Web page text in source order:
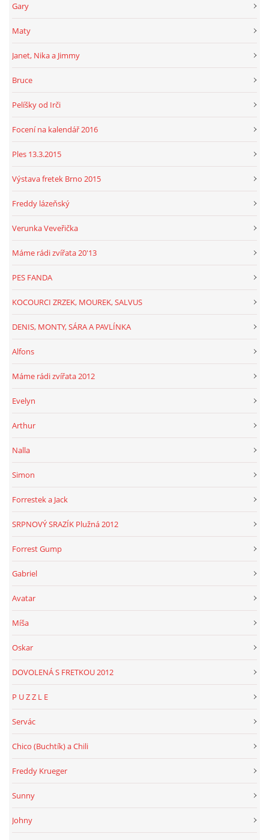
Gary
Maty
Janet, Nika a Jimmy
Bruce
Pelíšky od Irči
Focení na kalendář 2016
Ples 13.3.2015
Výstava fretek Brno 2015
Freddy lázeňský
Verunka Veveřička
Máme rádi zvířata 20'13
PES FANDA
KOCOURCI ZRZEK, MOUREK, SALVUS
DENIS, MONTY, SÁRA A PAVLÍNKA
Alfons
Máme rádi zvířata 2012
Evelyn
Arthur
Nalla
Simon
Forrestek a Jack
SRPNOVÝ SRAZÍK Plužná 2012
Forrest Gump
Gabriel
Avatar
Míša
Oskar
DOVOLENÁ S FRETKOU 2012
P U Z Z L E
Servác
Chico (Buchtík) a Chili
Freddy Krueger
Sunny
Johny